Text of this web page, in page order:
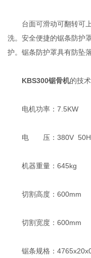
台面可滑动可翻转可上
洗。安全便捷的锯条防护
护。锯条防护罩具有防坠
KBS300锯骨机的技
电机功率：7.5KW
电 压：380V
机器重量：645kg
切割高度：600mm
切割宽度：600mm
锯条规格：